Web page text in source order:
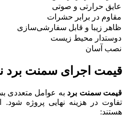
عایق حرارتی و صوتی
مقاوم در برابر حشرات
ظاهر زیبا و قابل سفارشی‌سازی
دوستدار محیط زیست
نصب آسان
قیمت اجرای سمنت برد
قیمت سمنت برد به عوامل متعددی
تفاوت در هزینه نهایی پروژه شود.
هستند: